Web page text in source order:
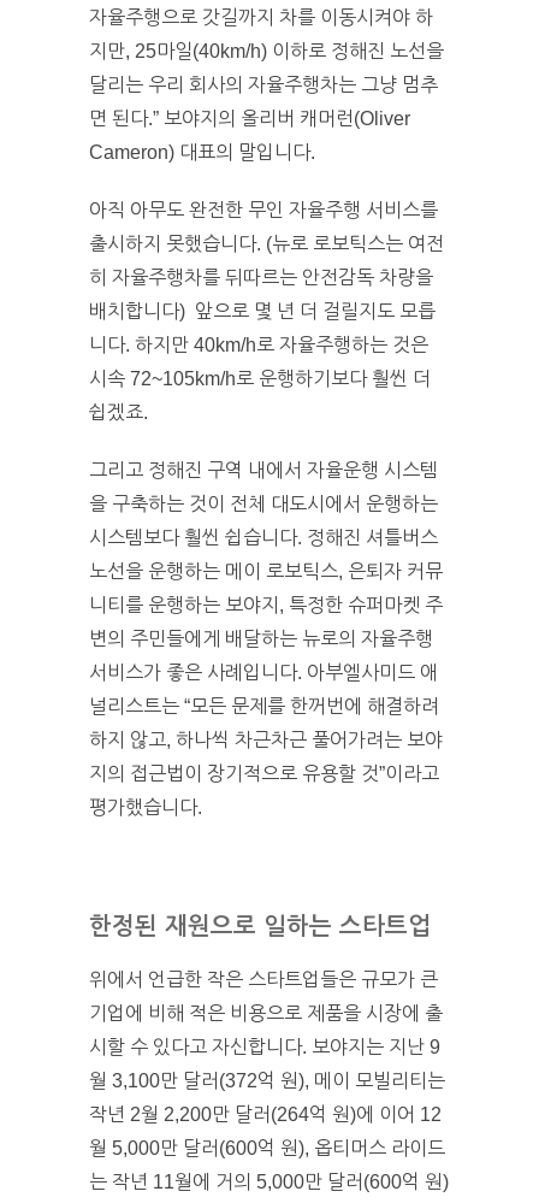
자율주행으로 갓길까지 차를 이동시켜야 하
지만, 25마일(40km/h) 이하로 정해진 노선을
달리는 우리 회사의 자율주행차는 그냥 멈추
면 된다.” 보야지의 올리버 캐머런(Oliver
Cameron) 대표의 말입니다.
아직 아무도 완전한 무인 자율주행 서비스를
출시하지 못했습니다. (뉴로 로보틱스는 여전
히 자율주행차를 뒤따르는 안전감독 차량을
배치합니다) 앞으로 몇 년 더 걸릴지도 모릅
니다. 하지만 40km/h로 자율주행하는 것은
시속 72~105km/h로 운행하기보다 훨씬 더
쉽겠죠.
그리고 정해진 구역 내에서 자율운행 시스템
을 구축하는 것이 전체 대도시에서 운행하는
시스템보다 훨씬 쉽습니다. 정해진 셔틀버스
노선을 운행하는 메이 로보틱스, 은퇴자 커뮤
니티를 운행하는 보야지, 특정한 슈퍼마켓 주
변의 주민들에게 배달하는 뉴로의 자율주행
서비스가 좋은 사례입니다. 아부엘사미드 애
널리스트는 “모든 문제를 한꺼번에 해결하려
하지 않고, 하나씩 차근차근 풀어가려는 보야
지의 접근법이 장기적으로 유용할 것”이라고
평가했습니다.
한정된 재원으로 일하는 스타트업
위에서 언급한 작은 스타트업들은 규모가 큰
기업에 비해 적은 비용으로 제품을 시장에 출
시할 수 있다고 자신합니다. 보야지는 지난 9
월 3,100만 달러(372억 원), 메이 모빌리티는
작년 2월 2,200만 달러(264억 원)에 이어 12
월 5,000만 달러(600억 원), 옵티머스 라이드
는 작년 11월에 거의 5,000만 달러(600억 원)